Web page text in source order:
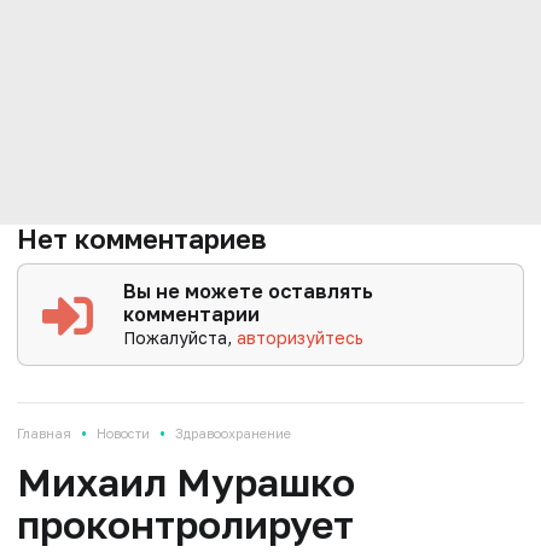
Нет комментариев
Вы не можете оставлять
комментарии
Пожалуйста,авторизуйтесь
Главная • Новости • Здравоохранение
Михаил Мурашко
проконтролирует